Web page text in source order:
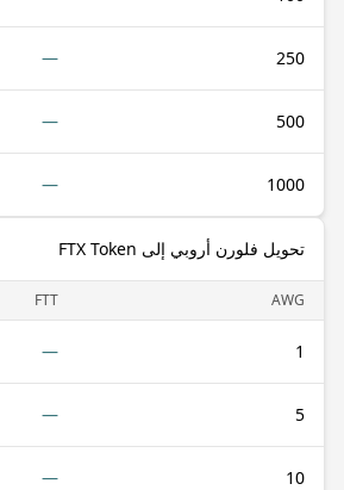
250
—
500
—
1000
—
تحويل فلورن أروبي إلى FTX Token
AWG
FTT
1
—
5
—
10
—